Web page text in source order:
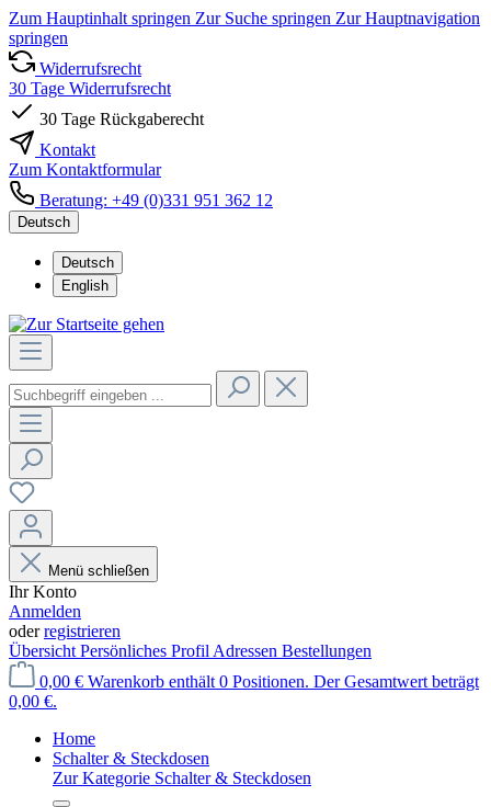
Zum Hauptinhalt springen Zur Suche springen Zur Hauptnavigation
springen
Widerrufsrecht
30 Tage Widerrufsrecht
30 Tage Rückgaberecht
Kontakt
Zum Kontaktformular
Beratung: +49 (0)331 951 362 12
Deutsch
Deutsch
English
Menü schließen
Ihr Konto
Anmelden
oderregistrieren
Übersicht Persönliches Profil Adressen Bestellungen
0,00 € Warenkorb enthält 0 Positionen. Der Gesamtwert beträgt
0,00 €.
Home
Schalter & Steckdosen
Zur Kategorie Schalter & Steckdosen